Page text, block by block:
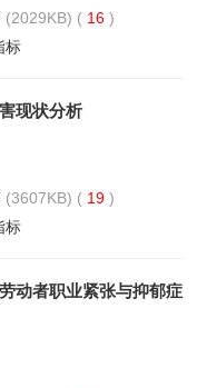
(2029KB) ( 16 )
标
现状分析
(3607KB) ( 19 )
标
动者职业紧张与抑郁症